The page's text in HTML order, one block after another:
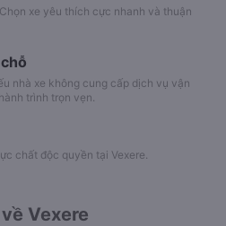
xe yêu thích cực nhanh và thuận
nhà xe không cung cấp dịch vụ vận
trình trọn vẹn.
chất độc quyền tại Vexere.
Vexere